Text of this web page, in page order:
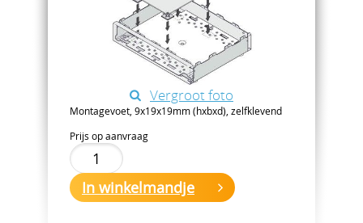
Vergroot foto
Montagevoet, 9x19x19mm (hxbxd), zelfklevend
Prijs op aanvraag
In winkelmandje